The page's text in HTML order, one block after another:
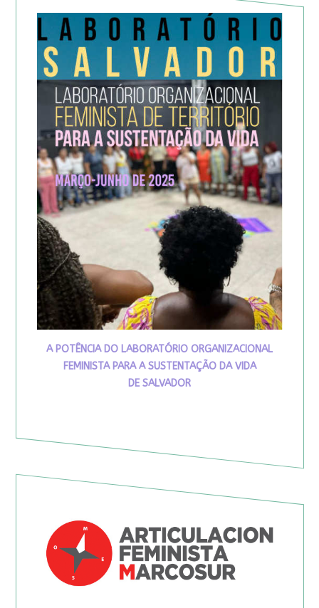
A POTÊNCIA DO LABORATÓRIO ORGANIZACIONAL
FEMINISTA PARA A SUSTENTAÇÃO DA VIDA
DE SALVADOR